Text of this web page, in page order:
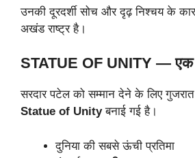
उनकी दूरदर्शी सोच और दृढ़ निश्चय के
अखंड राष्ट्र है।
STATUE OF UNITY — एक
सरदार पटेल को सम्मान देने के लिए
Statue of Unityबनाई गई है।
दुनिया की सबसे ऊंची प्रतिमा